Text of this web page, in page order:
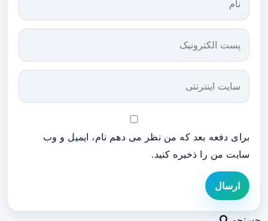
برای دفعه بعد که من نظر می دهم نام، ایمیل و وب
سایت من را ذخیره کنید.
ارسال